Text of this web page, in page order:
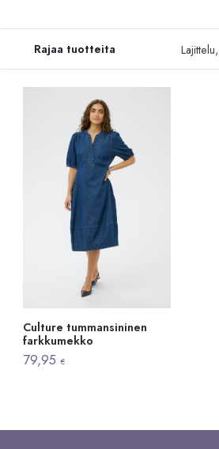
Siirry tuotteisiin
Rajaa tuotteita
Culture tummansininen
farkkumekko
79,95€